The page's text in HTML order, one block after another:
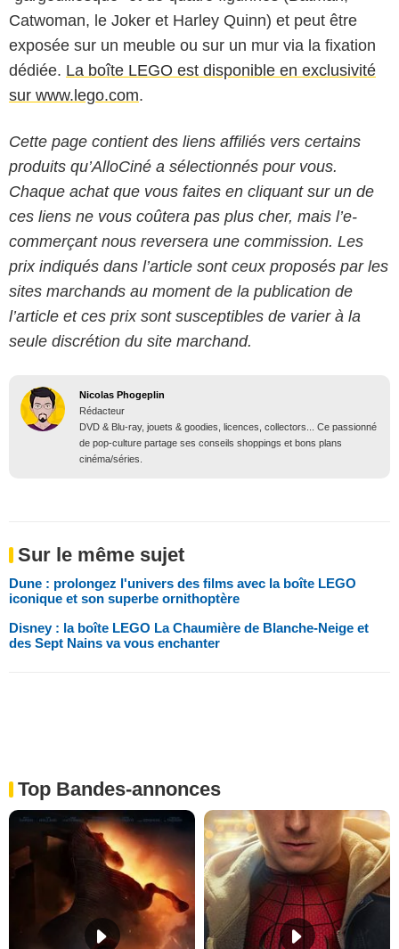
Catwoman, le Joker et Harley Quinn) et peut être
exposée sur un meuble ou sur un mur via la fixation
dédiée. La boîte LEGO est disponible en exclusivité
sur www.lego.com.
Cette page contient des liens affiliés vers certains
produits qu’AlloCiné a sélectionnés pour vous.
Chaque achat que vous faites en cliquant sur un de
ces liens ne vous coûtera pas plus cher, mais l’e-
commerçant nous reversera une commission. Les
prix indiqués dans l’article sont ceux proposés par les
sites marchands au moment de la publication de
l’article et ces prix sont susceptibles de varier à la
seule discrétion du site marchand.
Nicolas Phogeplin
Rédacteur
DVD & Blu-ray, jouets & goodies, licences, collectors... Ce passionné
de pop-culture partage ses conseils shoppings et bons plans
cinéma/séries.
Sur le même sujet
Dune : prolongez l'univers des films avec la boîte LEGO
iconique et son superbe ornithoptère
Disney : la boîte LEGO La Chaumière de Blanche-Neige et
des Sept Nains va vous enchanter
Top Bandes-annonces